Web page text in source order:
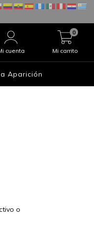
cuenta Mi carrito
0
Aparición
o